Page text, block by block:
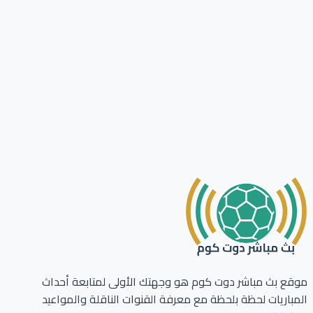
بث مباشر دوت كوم هو وجهتك الأولى لمتابعة أحداث
لحظة بلحظة مع معرفة القنوات الناقلة والمواعيد